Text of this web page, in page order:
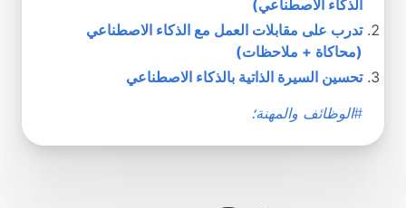
الذكاء الاصطناعي)
تدرب على مقابلات العمل مع الذكاء الاصطناعي
(محاكاة + ملاحظات)
تحسين السيرة الذاتية بالذكاء الاصطناعي
#الوظائف والمهنة؛